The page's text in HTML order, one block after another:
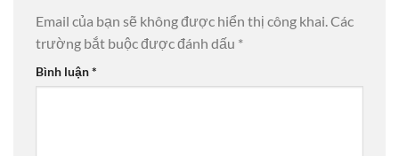
Email của bạn sẽ không được hiển thị công khai. Các
trường bắt buộc được đánh dấu *
Bình luận*